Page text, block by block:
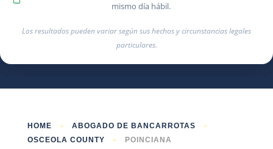
mismo día hábil.
Los resultados pueden variar según sus hechos y circunstancias legales
particulares.
HOME - ABOGADO DE BANCARROTAS
-
OSCEOLA COUNTY
- POINCIANA